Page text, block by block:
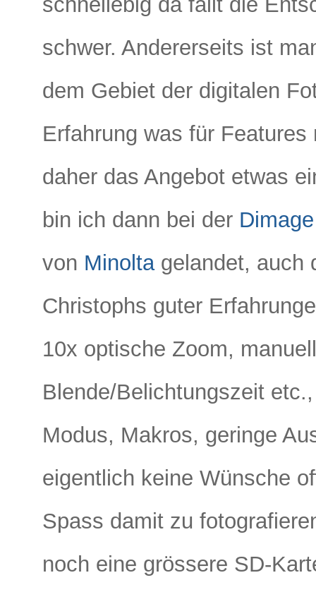
schwer. Andererseits ist
dem Gebiet der digitalen
Erfahrung was für
daher das Angebot etwas
bin ich dann bei der
von Minoltagelandet, auch
Christophs guter
10x optische Zoom,
Blende/Belichtungszeit
Modus, Makros, geringe
eigentlich keine Wünsche
Spass damit zu
noch eine grössere SD-